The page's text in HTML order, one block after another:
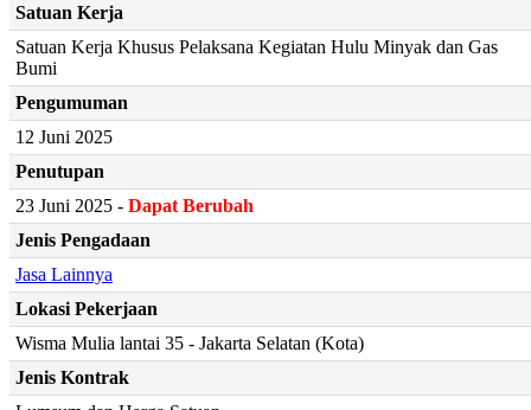
Satuan Kerja
Satuan Kerja Khusus Pelaksana Kegiatan Hulu Minyak dan Gas
Bumi
Pengumuman
12 Juni 2025
Penutupan
23 Juni 2025 - Dapat Berubah
Jenis Pengadaan
Jasa Lainnya
Lokasi Pekerjaan
Wisma Mulia lantai 35 - Jakarta Selatan (Kota)
Jenis Kontrak